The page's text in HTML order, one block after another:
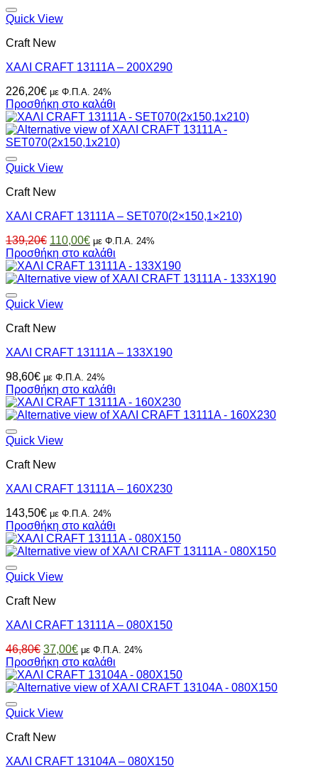
Quick View
Craft New
ΧΑΛΙ CRAFT 13111A – 200X290
226,20€ με Φ.Π.Α. 24%
Προσθήκη στο καλάθι
Quick View
Craft New
ΧΑΛΙ CRAFT 13111A – SET070(2×150,1×210)
139,20€ Original
price
was:
139,20€.
110,00€Η
τρέχουσα
τιμή
είναι:
με Φ.Π.Α. 24%
Προσθήκη στο καλάθι
Quick View
Craft New
ΧΑΛΙ CRAFT 13111A – 133X190
98,60€ με Φ.Π.Α. 24%
Προσθήκη στο καλάθι
Quick View
Craft New
ΧΑΛΙ CRAFT 13111A – 160X230
143,50€ με Φ.Π.Α. 24%
Προσθήκη στο καλάθι
Quick View
Craft New
ΧΑΛΙ CRAFT 13111A – 080X150
46,80€ Original
price
was:
46,80€.
37,00€Η
τρέχουσα
τιμή
είναι:
με Φ.Π.Α. 24%
Προσθήκη στο καλάθι
Quick View
Craft New
ΧΑΛΙ CRAFT 13104A – 080X150